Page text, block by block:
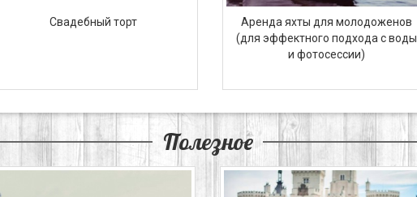
Свадебный торт
Аренда яхты для молодоженов
(для эффектного подхода с воды
и фотосессии)
Полезное